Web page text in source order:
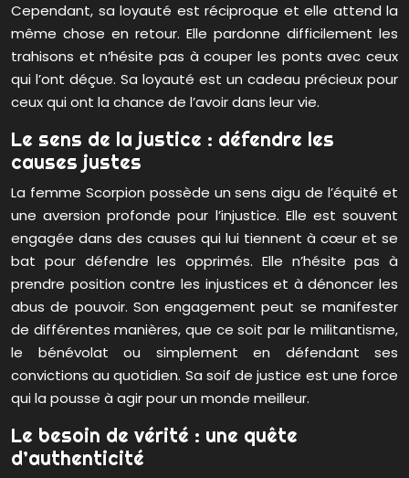
Cependant, sa loyauté est réciproque et elle attend la
même chose en retour. Elle pardonne difficilement les
trahisons et n’hésite pas à couper les ponts avec ceux
qui l’ont déçue. Sa loyauté est un cadeau précieux pour
ceux qui ont la chance de l’avoir dans leur vie.
Le sens de la justice : défendre les
causes justes
La femme Scorpion possède un sens aigu de l’équité et
une aversion profonde pour l’injustice. Elle est souvent
engagée dans des causes qui lui tiennent à cœur et se
bat pour défendre les opprimés. Elle n’hésite pas à
prendre position contre les injustices et à dénoncer les
abus de pouvoir. Son engagement peut se manifester
de différentes manières, que ce soit par le militantisme,
le bénévolat ou simplement en défendant ses
convictions au quotidien. Sa soif de justice est une force
qui la pousse à agir pour un monde meilleur.
Le besoin de vérité : une quête
d’authenticité